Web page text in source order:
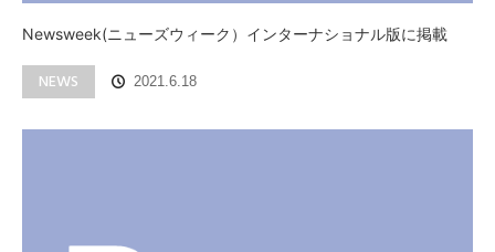
Newsweek(ニューズウィーク）インターナショナル版に掲載
NEWS 2021.6.18